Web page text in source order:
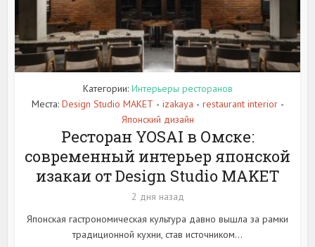
Категории: Интерьеры ресторанов
Места: Design Studio MAKET • izakaya • restaurant interior •
Японский дизайн
Ресторан YOSAI в Омске:
современный интерьер японской
изакаи от Design Studio MAKET
2 дня назад
Японская гастрономическая культура давно вышла за рамки
традиционной кухни, став источником...